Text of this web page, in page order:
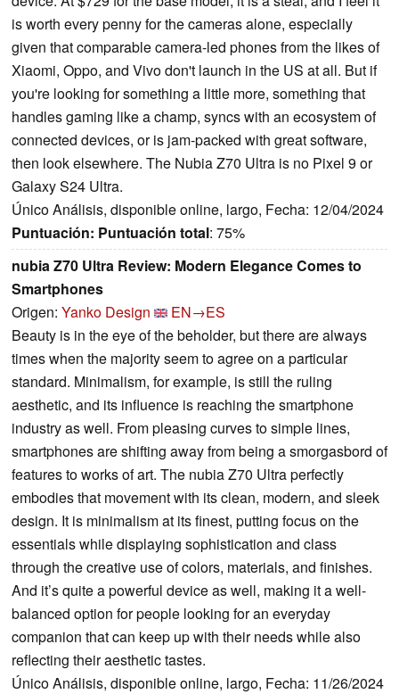
is worth every penny for the cameras alone, especially
given that comparable camera-led phones from the likes of
Xiaomi, Oppo, and Vivo don't launch in the US at all. But if
you're looking for something a little more, something that
handles gaming like a champ, syncs with an ecosystem of
connected devices, or is jam-packed with great software,
then look elsewhere. The Nubia Z70 Ultra is no Pixel 9 or
Galaxy S24 Ultra.
Único Análisis, disponible online, largo, Fecha: 12/04/2024
Puntuación: Puntuación total: 75%
nubia Z70 Ultra Review: Modern Elegance Comes to
Smartphones
Origen: Yanko Design
EN→ES
Beauty is in the eye of the beholder, but there are always
times when the majority seem to agree on a particular
standard. Minimalism, for example, is still the ruling
aesthetic, and its influence is reaching the smartphone
industry as well. From pleasing curves to simple lines,
smartphones are shifting away from being a smorgasbord of
features to works of art. The nubia Z70 Ultra perfectly
embodies that movement with its clean, modern, and sleek
design. It is minimalism at its finest, putting focus on the
essentials while displaying sophistication and class
through the creative use of colors, materials, and finishes.
And it’s quite a powerful device as well, making it a well-
balanced option for people looking for an everyday
companion that can keep up with their needs while also
reflecting their aesthetic tastes.
Único Análisis, disponible online, largo, Fecha: 11/26/2024